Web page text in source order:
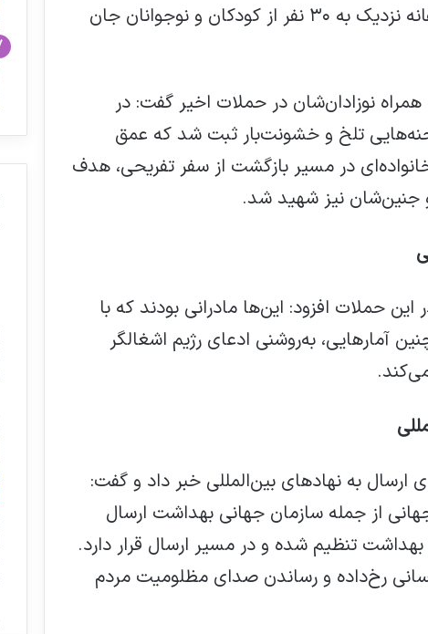
کودک و نوجوان جزو مجروحان‌اند و متأسفانه نزدیک به ۳۰ نفر از کودکان و نوجوانان جان
همراه نوزادان‌شان در حملات اخیر گفت: در
شدند. صحنه‌هایی تلخ و خشونت‌بار ثبت شد که عمق
در مسیر بازگشت از سفر تفریحی، هدف
و جنین‌شان نیز شهید شد.
با اشاره به شهادت ۱۰۲ زن در این حملات افزود: این‌ها مادرانی بودند که با
آمارهایی، به‌روشنی ادعای رژیم اشغالگر
ارسال به نهادهای بین‌المللی خبر داد و گفت:
از جمله سازمان جهانی بهداشت ارسال
تنظیم شده و در مسیر ارسال قرار دارد.
رخ‌داده و رساندن صدای مظلومیت مردم